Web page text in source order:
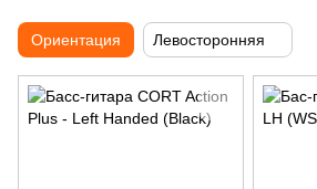
Ориентация Левосторонняя